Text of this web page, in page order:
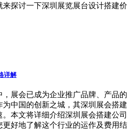
来探讨一下深圳展览展台设计搭建价
详解
，展会已成为企业推广品牌、产品的
为中国的创新之城，其深圳展会搭建
本文将详细介绍深圳展会搭建公司
更好地了解这个行业的运作及费用结